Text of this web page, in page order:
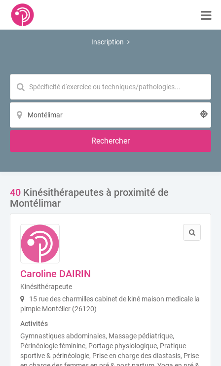
Inscription
Rechercher
40 Kinésithérapeutes à proximité de
Montélimar
Caroline DAIRIN
Kinésithérapeute
15 rue des charmilles cabinet de kiné maison medicale la
pimpie Montélier (26120)
Activités
Gymnastiques abdominales, Massage pédiatrique,
Périnéologie féminine, Portage physiologique, Pratique
sportive & périnéologie, Prise en charge des diastasis, Prise